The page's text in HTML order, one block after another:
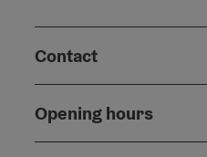
Contact
Opening hours